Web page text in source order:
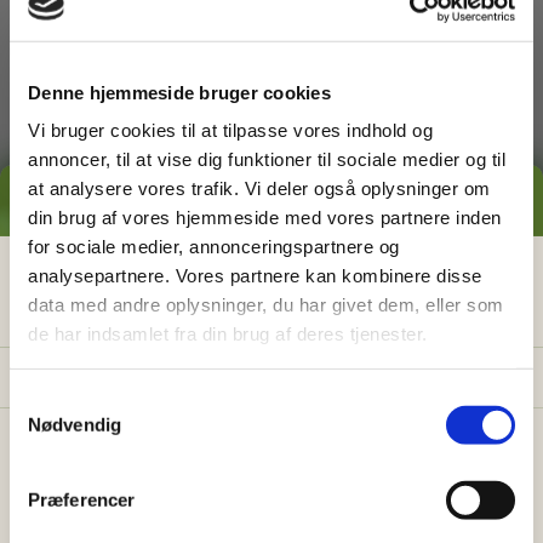
Denne hjemmeside bruger cookies
Vi bruger cookies til at tilpasse vores indhold og
annoncer, til at vise dig funktioner til sociale medier og til
at analysere vores trafik. Vi deler også oplysninger om
din brug af vores hjemmeside med vores partnere inden
for sociale medier, annonceringspartnere og
analysepartnere. Vores partnere kan kombinere disse
data med andre oplysninger, du har givet dem, eller som
de har indsamlet fra din brug af deres tjenester.
Nødvendig
Præferencer
Græsslåning
GRATIS PRISESTIMAT
Hvad koster detegentligat få
hjælp i haven?
Få vores prisguide med faste timepriser, eksempler
Konkrete eksempler på typiske opgaver
Sådan sparer du 26% med servicefradraget